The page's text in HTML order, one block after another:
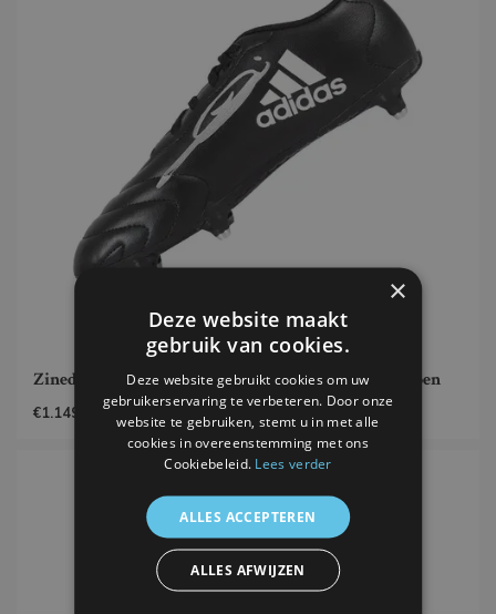
Zinedine Zidane gesigneerde Frankrijk voetbalschoen
€1.149,-
×
Deze website maakt
gebruik van cookies.
Deze website gebruikt cookies om uw
gebruikerservaring te verbeteren. Door onze
website te gebruiken, stemt u in met alle
cookies in overeenstemming met ons
Cookiebeleid. Lees verder
ALLES ACCEPTEREN
ALLES AFWIJZEN